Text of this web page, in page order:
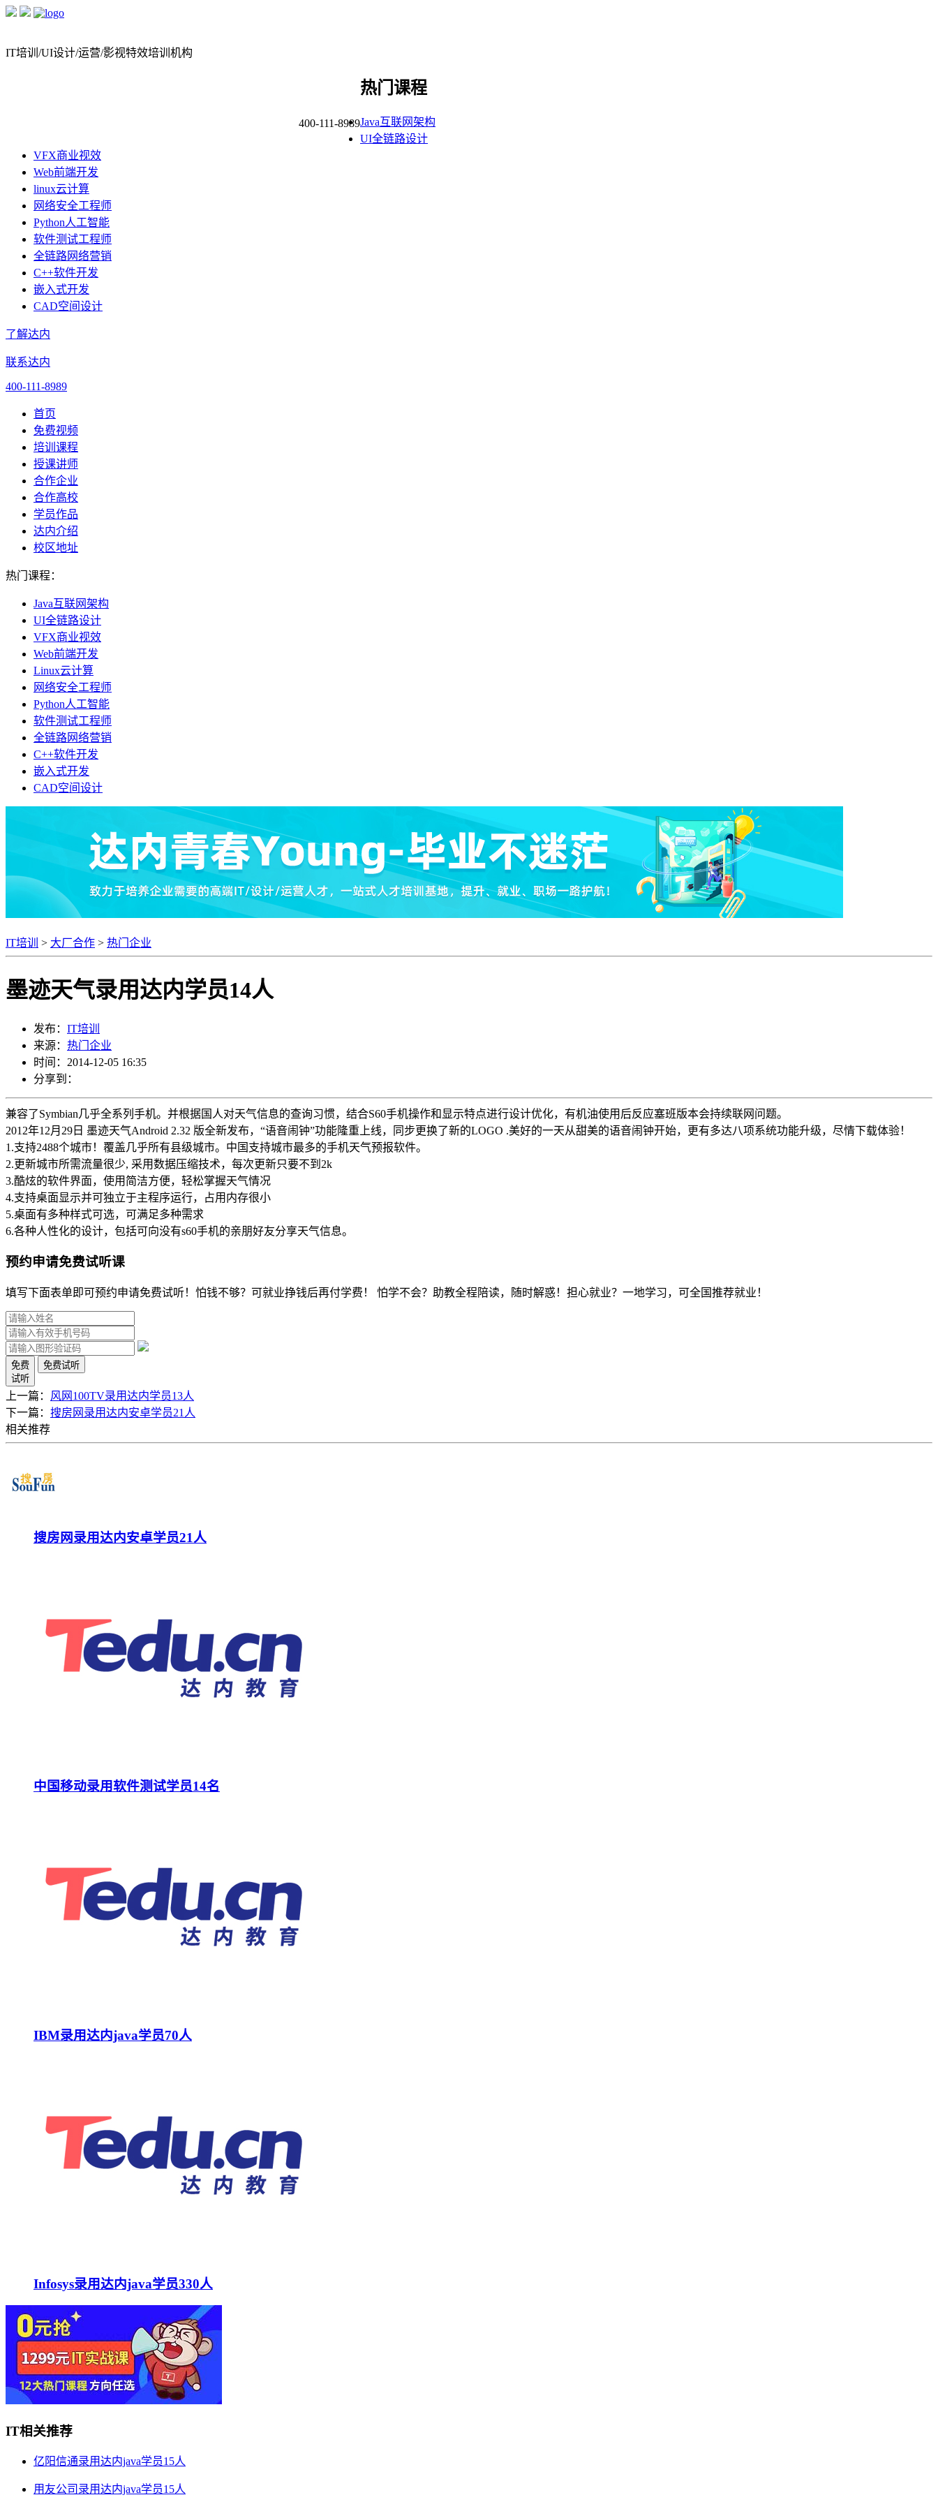
IT培训/UI设计/运营/影视特效培训机构
400-111-8989
热门课程
Java互联网架构
UI全链路设计
VFX商业视效
Web前端开发
linux云计算
网络安全工程师
Python人工智能
软件测试工程师
全链路网络营销
C++软件开发
嵌入式开发
CAD空间设计
了解达内
联系达内
400-111-8989
首页
免费视频
培训课程
授课讲师
合作企业
合作高校
学员作品
达内介绍
校区地址
热门课程：
Java互联网架构
UI全链路设计
VFX商业视效
Web前端开发
Linux云计算
网络安全工程师
Python人工智能
软件测试工程师
全链路网络营销
C++软件开发
嵌入式开发
CAD空间设计
IT培训 > 大厂合作 > 热门企业
墨迹天气录用达内学员14人
发布： IT培训
来源： 热门企业
时间：2014-12-05 16:35
分享到：
兼容了Symbian几乎全系列手机。并根据国人对天气信息的查询习惯，结合S60手机操作和显示特点进行设计优化，有机油使用后反应塞班版本会持续联网问题。
2012年12月29日 墨迹天气Android 2.32 版全新发布，“语音闹钟”功能隆重上线，同步更换了新的LOGO .美好的一天从甜美的语音闹钟开始，更有多达八项系统功能升级，尽情下载体验！
1.支持2488个城市！覆盖几乎所有县级城市。中国支持城市最多的手机天气预报软件。
2.更新城市所需流量很少, 采用数据压缩技术，每次更新只要不到2k
3.酷炫的软件界面，使用简洁方便，轻松掌握天气情况
4.支持桌面显示并可独立于主程序运行，占用内存很小
5.桌面有多种样式可选，可满足多种需求
6.各种人性化的设计，包括可向没有s60手机的亲朋好友分享天气信息。
预约申请免费试听课
填写下面表单即可预约申请免费试听！怕钱不够？可就业挣钱后再付学费！ 怕学不会？助教全程陪读，随时解惑！担心就业？一地学习，可全国推荐就业！
免费
试听
免费试听
上一篇： 风网100TV录用达内学员13人
下一篇： 搜房网录用达内安卓学员21人
相关推荐
搜房网录用达内安卓学员21人
中国移动录用软件测试学员14名
IBM录用达内java学员70人
Infosys录用达内java学员330人
IT相关推荐
亿阳信通录用达内java学员15人
用友公司录用达内java学员15人